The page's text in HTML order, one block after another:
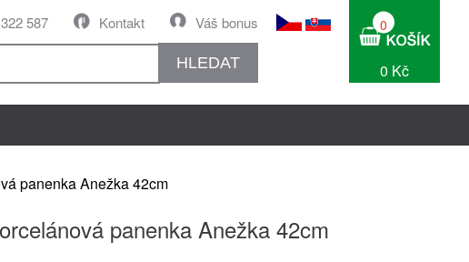
Váš bonus
Kontakt
587
HLEDAT
0
0 Kč
panenka Anežka 42cm
panenka Anežka 42cm